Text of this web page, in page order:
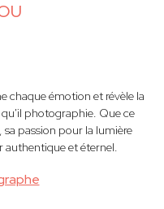
chaque émotion et révèle la
photographie. Que ce
passion pour la lumière
authentique et éternel.